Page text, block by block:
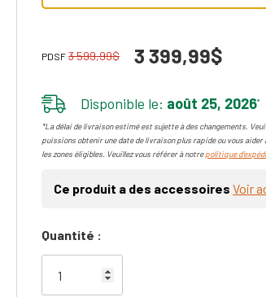
PDSF 3 599,99$ 3 399,99$
Disponible le: août 25, 2026*
*La délai de livraison estimé est sujette à des changements.
puissions obtenir une date de livraison plus rapide ou vous
les zones éligibles. Veuillez vous référer à notrepolitique
Ce produit a des accessoires Voir
Dépêchez-
vous!
Quantité :